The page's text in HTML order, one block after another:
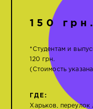
150
*Студентам и
120 грн.
(Стоимость
ГДЕ:
Харьков,